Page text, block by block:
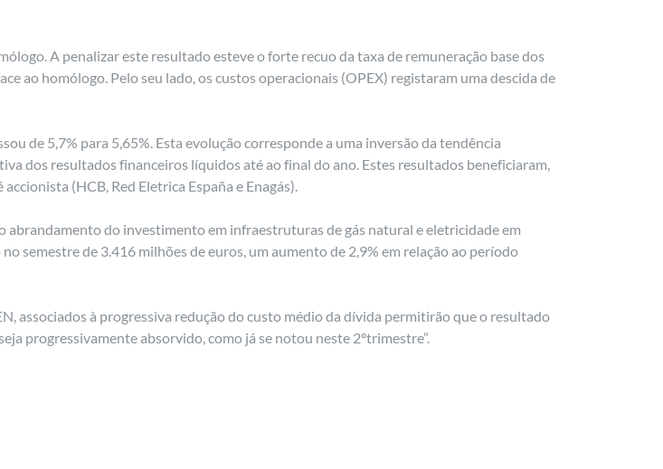
A penalizar este resultado esteve o forte recuo da taxa de remuneração base dos
ao homólogo. Pelo seu lado, os custos operacionais (OPEX) registaram uma descida de
de 5,7% para 5,65%. Esta evolução corresponde a uma inversão da tendência
dos resultados financeiros líquidos até ao final do ano. Estes resultados beneficiaram,
(HCB, Red Eletrica España e Enagás).
abrandamento do investimento em infraestruturas de gás natural e eletricidade em
semestre de 3.416 milhões de euros, um aumento de 2,9% em relação ao período
associados à progressiva redução do custo médio da dívida permitirão que o resultado
progressivamente absorvido, como já se notou neste 2ºtrimestre”.